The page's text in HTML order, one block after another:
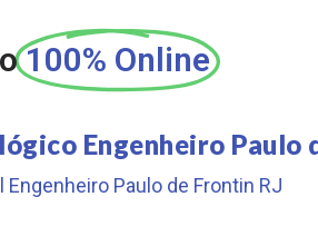
100% Online
Engenheiro Paulo
Engenheiro Paulo de Frontin RJ